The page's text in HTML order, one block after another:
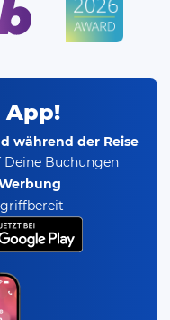
App!
während der Reise
Deine Buchungen